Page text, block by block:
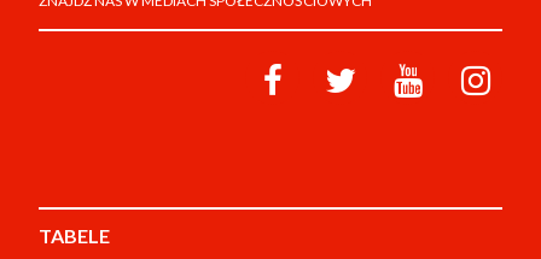
TABELE